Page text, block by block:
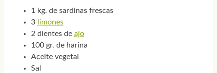
1 kg. de sardinas frescas
3 limones
2 dientes de ajo
100 gr. de harina
Aceite vegetal
Sal